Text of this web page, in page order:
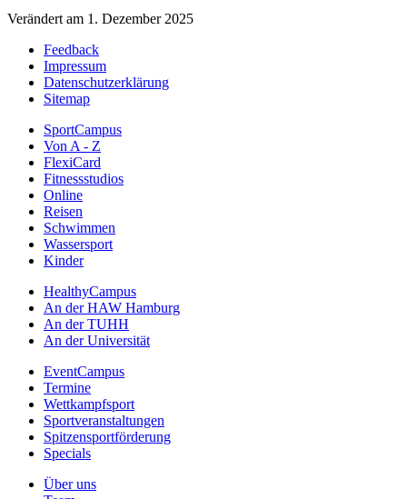
Verändert am 1. Dezember 2025
Feedback
Impressum
Datenschutzerklärung
Sitemap
SportCampus
Von A - Z
FlexiCard
Fitnessstudios
Online
Reisen
Schwimmen
Wassersport
Kinder
HealthyCampus
An der HAW Hamburg
An der TUHH
An der Universität
EventCampus
Termine
Wettkampfsport
Sportveranstaltungen
Spitzensportförderung
Specials
Über uns